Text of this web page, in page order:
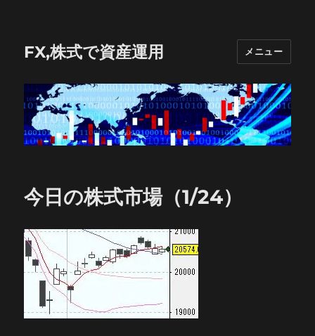
FX,株式で資産運用 メニュー
今日の株式市場（1/24）